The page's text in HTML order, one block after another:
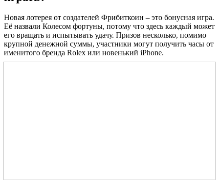
Новая лотерея от создателей Фрибиткоин – это бонусная игра.
Её назвали Колесом фортуны, потому что здесь каждый может
его вращать и испытывать удачу. Призов несколько, помимо
крупной денежной суммы, участники могут получить часы от
именитого бренда Rolex или новенький iPhone.